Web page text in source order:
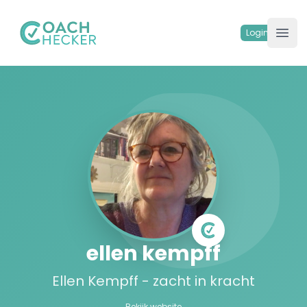
Your Company
Login
ellen kempff
Ellen Kempff - zacht in kracht